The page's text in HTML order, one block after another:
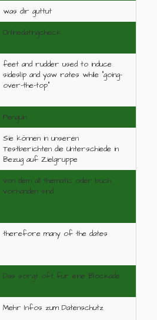
was dir guttut
Onlinedatingcheck
feet and rudder used to induce
sideslip and yaw rates while "going-
over-the-top"
Penguin
Sie können in unseren
Testberichten die Unterschiede in
Bezug auf Zielgruppe
von dem all thematic oder buch
vorhanden sind
therefore many of the dates
Das sorgt oft für eine Blockade
Mehr Infos zum Datenschutz